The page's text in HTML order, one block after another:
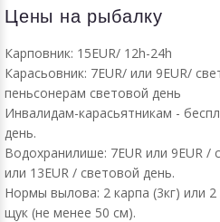
Цены на рыбалку
Карповник: 15EUR/ 12h-24h
Карасьовник: 7EUR/ или 9EUR/
пеньсонерам световой день
Инвалидам-карасьятникам -
день.
Водохранилише: 7EUR или 9EUR /
или 13EUR / световой день.
Нормы вылова: 2 карпа (3кг) или
щук (не менее 50 см).